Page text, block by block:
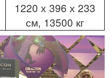
1220 х 396 х 233
см, 13500 кг